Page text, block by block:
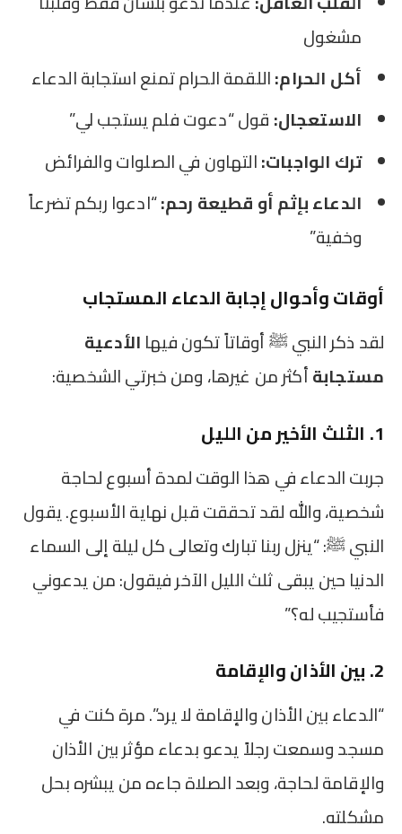
مشغول
أكل الحرام:اللقمة الحرام تمنع استجابة الدعاء
الاستعجال:قول “دعوت فلم يستجب لي”
ترك الواجبات:التهاون في الصلوات والفرائض
الدعاء بإثم أو قطيعة رحم:“ادعوا ربكم تضرعاً
وخفية”
أوقات وأحوال إجابة الدعاء المستجاب
لقد ذكر النبي ﷺ أوقاتاً تكون فيهاالأدعية
مستجابةأكثر من غيرها، ومن خبرتي الشخصية:
1. الثلث الأخير من الليل
جربت الدعاء في هذا الوقت لمدة أسبوع لحاجة
شخصية، والله لقد تحققت قبل نهاية الأسبوع. يقول
النبي ﷺ: “ينزل ربنا تبارك وتعالى كل ليلة إلى السماء
الدنيا حين يبقى ثلث الليل الآخر فيقول: من يدعوني
فأستجيب له؟”
2. بين الأذان والإقامة
“الدعاء بين الأذان والإقامة لا يرد”. مرة كنت في
مسجد وسمعت رجلاً يدعو بدعاء مؤثر بين الأذان
والإقامة لحاجة، وبعد الصلاة جاءه من يبشره بحل
مشكلته.